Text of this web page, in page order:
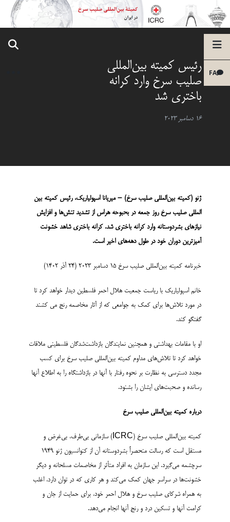
FA
رئیس کمیته بین‌المللی
صلیب سرخ وارد کرانه
باختری شد
16 دسامبر 2023
ژنو (کمیته بین­‌المللی صلیب سرخ) –میریانا اسپولیاریک، رئیس کمیته بین‌
المللی صلیب سرخ روز جمعه در بحبوحههراس از تشدید تنش‌ها و افزایش
نیازهای بشردوستانه وارد کرانه باختری شد. کرانه باختری شاهد خشونت
آمیزتریندوران خود درطولدهه‌های اخیر است.
خبرنامه کمیته بین‌­المللی صلیب سرخ 15 دسامبر 2023 (24 آذر 1402)
خانم اسپولیاریک با ریاست جمعیت هلال احمر فلسطین دیدار خواهد کرد تا
در مورد تلاش‌­ها برای کمک به جوامعی که از آثار مخاصمه رنج می کشند
گفتگو کند.
او با مقامات بهداشتی و همچنین نمایندگان بازداشت­‌شدگان فلسطینی ملاقات
خواهد کرد تا تلاش‌های مداوم کمیته بین‌المللی صلیب سرخ برای کسب
مجدد دسترسی به نظارت بر نحوه رفتار با آنها در بازداشتگاه را به اطلاع آنها
رسانده و صحبت­‌های ایشان را بشنود.
درباره کمیته بین‌المللی صلیب سرخ
کمیته بین‌المللی صلیب سرخ (ICRC) سازمانی بی‌طرف، بی‌غرض و
مستقل است که رسالت منحصراً بشردوستانه آن از کنوانسیون ژنو 1949
سرچشمه می‌گیرد. این سازمان به افراد متأثر از مخاصمات مسلحانه و دیگر
خشونت­‌ها در سراسر جهان کمک می‌کند و هر کاری که در توان دارد، اغلب
به همراه شرکای صلیب سرخ و هلال احمر خود، برای حمایت از جان و
کرامت آنها و تسکین درد و رنج آنها انجام می­‌دهد.